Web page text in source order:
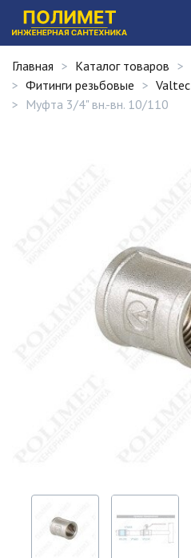
Главная Каталог товаров
Фитинги резьбовые
Valtec
Муфта 3/4" вн.-вн. 10/110